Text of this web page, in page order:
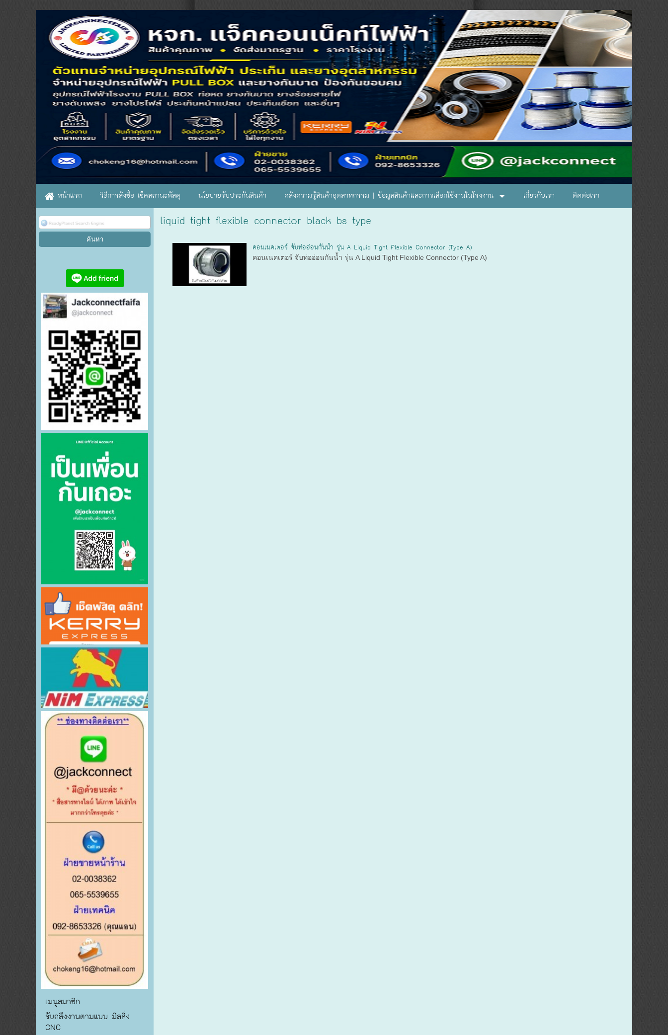
หน้าแรก วิธีการสั่งซื้อ เช็คสถานะพัสดุ นโยบายรับประกันสินค้า คลังความรู้สินค้าอุตสาหกรรม | ข้อมูลสินค้าและการเลือกใช้งานในโรงงาน เกี่ยวกับเรา ติดต่อเรา
เมนูสมาชิก
รับกลึงงานตามแบบ มิลลิ่ง
CNC
liquid tight flexible connector black bs type
คอนเนคเตอร์ จับท่ออ่อนกันน้ำ รุ่น A Liquid Tight Flexible Connector (Type A)
คอนเนคเตอร์ จับท่ออ่อนกันน้ำ รุ่น A Liquid Tight Flexible Connector (Type A)